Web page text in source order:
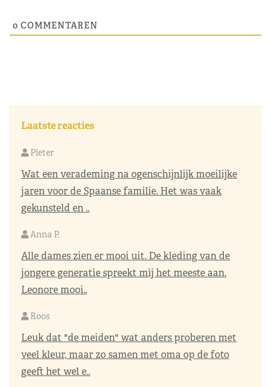
0 COMMENTAREN
Laatste reacties
Pieter
Wat een verademing na ogenschijnlijk moeilijke
jaren voor de Spaanse familie. Het was vaak
gekunsteld en ..
Anna P.
Alle dames zien er mooi uit. De kleding van de
jongere generatie spreekt mij het meeste aan.
Leonore mooi..
Roos
Leuk dat "de meiden" wat anders proberen met
veel kleur, maar zo samen met oma op de foto
geeft het wel e..